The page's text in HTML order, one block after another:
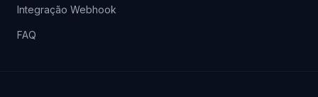
Integração Webhook
FAQ